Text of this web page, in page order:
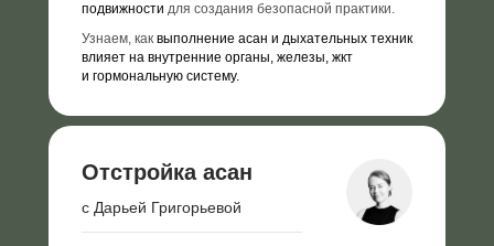
Отстройка асан
с Дарьей Григорьевой
подвижности для создания безопасной практики.
Узнаем, как выполнение асан и дыхательных техник
влияет на внутренние органы, железы, жкт
и гормональную систему.